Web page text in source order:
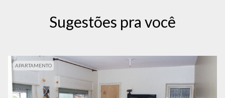
Sugestões pra você
APARTAMENTO